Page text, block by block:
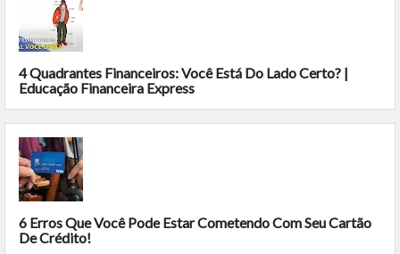
4 Quadrantes Financeiros: Você Está Do Lado Certo? |
Educação Financeira Express
6 Erros Que Você Pode Estar Cometendo Com Seu Cartão
De Crédito!